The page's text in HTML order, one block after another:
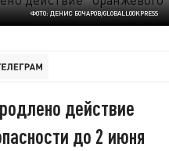
ФОТО: ДЕНИС БОЧАРОВ/GLOBALLOOKPRESS
действие
до 2 июня